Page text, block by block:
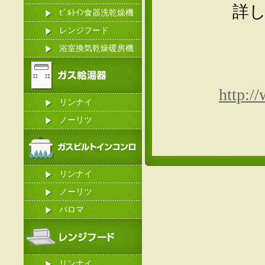
ﾋﾞﾙﾄｲﾝ食器洗乾燥機
レンジフード
浴室換気乾燥暖房機
リンナイ
ノーリツ
リンナイ
ノーリツ
パロマ
詳
http://